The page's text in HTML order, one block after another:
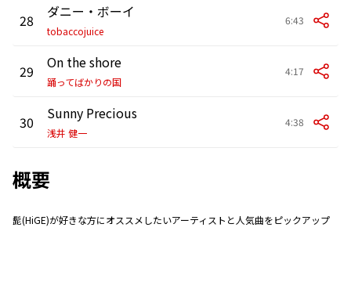
28 ダニー・ボーイ
tobaccojuice
6:43
29 On the shore
踊ってばかりの国
4:17
30 Sunny Precious
浅井 健一
4:38
概要
髭(HiGE)が好きな方にオススメしたいアーティストと人気曲をピックアップ